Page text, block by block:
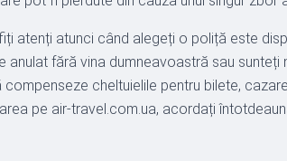
atenți atunci când alegeți o poliță este
anulat fără vina dumneavoastră sau
cheltuielile pentru bilete,
pe air-travel.com.ua, acordați